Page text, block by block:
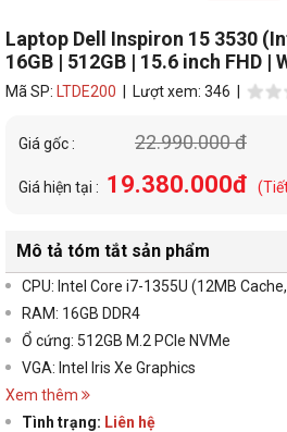
Laptop Dell Inspiron 15 3530
16GB | 512GB | 15.6 inch FHD |
Mã SP: LTDE200 | Lượt xem: 346 |
Giá gốc : 22.990.000 đ
Giá hiện tại : 19.380.000đ
Mô tả tóm tắt sản phẩm
CPU: Intel Core i7-1355U (12MB
RAM: 16GB DDR4
Ổ cứng: 512GB M.2 PCIe NVMe
VGA: Intel Iris Xe Graphics
Xem thêm
Tình trạng: Liên hệ